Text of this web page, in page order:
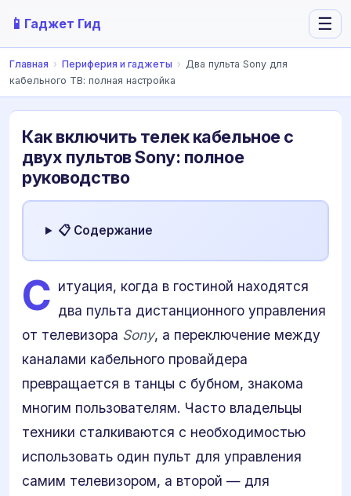
📱 Гаджет Гид ☰
Главная › Периферия и гаджеты › Два пульта Sony для
кабельного ТВ: полная настройка
Как включить телек кабельное с
двух пультов Sony: полное
руководство
📋 Содержание
С итуация, когда в гостиной находятся
два пульта дистанционного управления
от телевизора Sony, а переключение между
каналами кабельного провайдера
превращается в танцы с бубном, знакома
многим пользователям. Часто владельцы
техники сталкиваются с необходимостью
использовать один пульт для управления
самим телевизором, а второй — для